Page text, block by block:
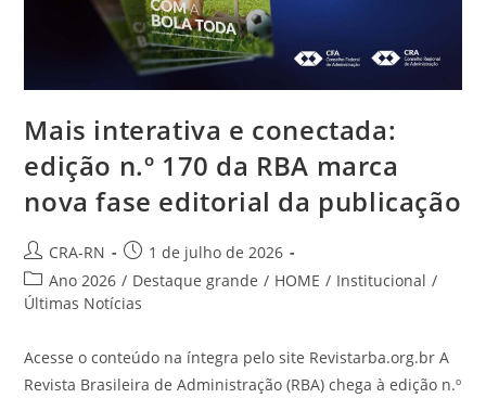
Mais interativa e conectada:
edição n.º 170 da RBA marca
nova fase editorial da publicação
Autor
do
post:
CRA-RN
Post
publicado:
1 de julho de 2026
Categoria
do
Ano 2026 / Destaque grande / HOME / Institucional /
Últimas Notícias
Acesse o conteúdo na íntegra pelo site Revistarba.org.br A
Revista Brasileira de Administração (RBA) chega à edição n.º